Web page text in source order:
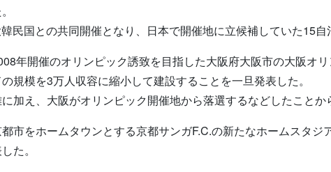
民国との共同開催となり、日本で開催地に立候補していた15
年開催のオリンピック誘致を目指した大阪府大阪市の大阪オ
規模を3万人収容に縮小して建設することを一旦発表した。
加え、大阪がオリンピック開催地から落選するなどしたことか
市をホームタウンとする京都サンガF.C.の新たなホームスタ
た。